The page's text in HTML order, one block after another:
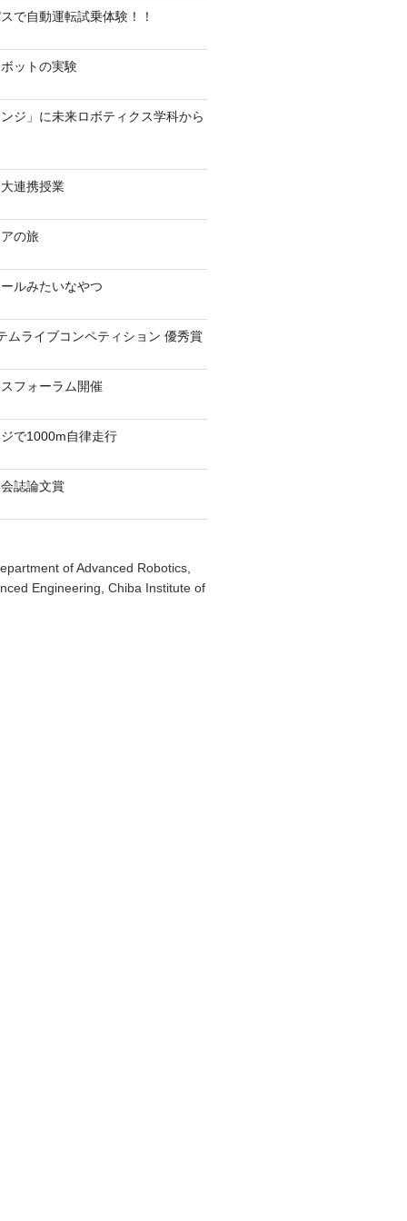
で自動運転試乗体験！！
ットの実験
ンジ」に未来ロボティクス学科から
連携授業
の旅
ルみたいなやつ
ムライブコンペティション 優秀賞
フォーラム開催
で1000m自律走行
誌論文賞
of Advanced Robotics,
Engineering, Chiba Institute of